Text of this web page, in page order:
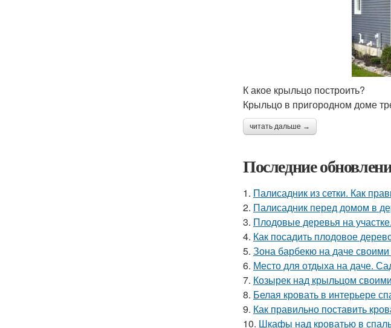
К акое крыльцо построить?
Крыльцо в пригородном доме
читать дальше →
Последние
1. Палисадник из сетки. Как
2. Палисадник перед домом в
3. Плодовые деревья на
4. Как посадить плодовое
5. Зона барбекю на даче
6. Место для отдыха на даче.
7. Козырек над крыльцом
8. Белая кровать в интерьере
9. Как правильно поставить
10. Шкафы над кроватью в